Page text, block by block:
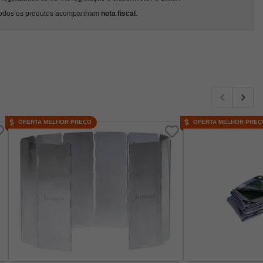
os produtos acompanham nota fiscal .
OFERTA MELHOR PREÇO OFERTA MELHOR